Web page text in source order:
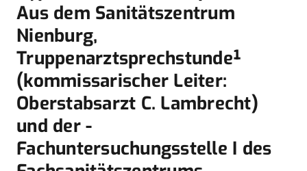
Aus dem Sanitätszentrum
Nienburg,
Truppenarztsprechstunde¹
(kommissarischer Leiter:
Oberstabsarzt C. Lambrecht)
und der ­
Fachuntersuchungsstelle I des